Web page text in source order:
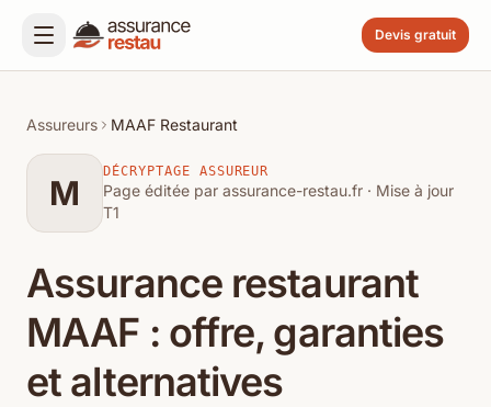
Devis gratuit
Assureurs MAAF Restaurant
M
DÉCRYPTAGE ASSUREUR
Page éditée par assurance-restau.fr · Mise à jour
T1
Assurance restaurant
MAAF : offre, garanties
et alternatives